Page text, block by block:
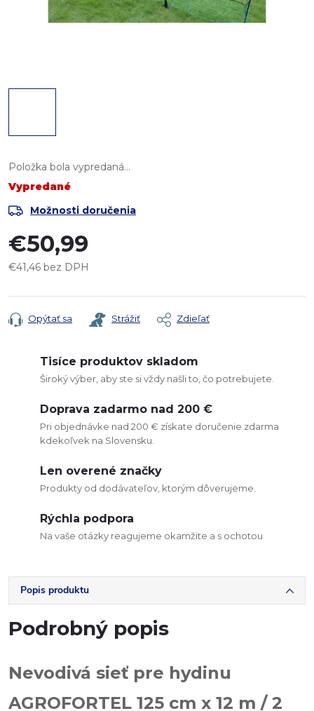
Položka bola vypredaná…
Vypredané
Možnosti doručenia
€50,99
€41,46 bez DPH
cena:
Opýtať sa Strážiť Zdieľať
Tisíce produktov skladom
Široký výber, aby ste si vždy našli to, čo potrebujete.
Doprava zadarmo nad 200 €
Pri objednávke nad 200 € získate doručenie zdarma
kdekoľvek na Slovensku.
Len overené značky
Produkty od dodávateľov, ktorým dôverujeme.
Rýchla podpora
Na vaše otázky reagujeme okamžite a s ochotou
Popis produktu
Podrobný popis
Nevodivá sieť pre hydinu
AGROFORTEL 125 cm x 12 m / 2